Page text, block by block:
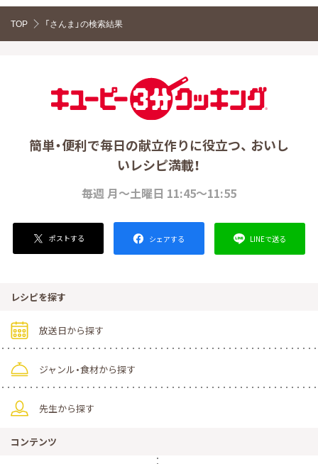
TOP 「さんま」の検索結果
簡単・便利で毎日の献立作りに役立つ、 おいし
いレシピ満載！
毎週 月～土曜日 11:45～11:55
ポストする シェアする LINEで送る
レシピを探す
放送日から探す
ジャンル・食材から探す
先生から探す
コンテンツ